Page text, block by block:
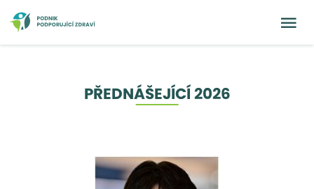
PŘEDNÁŠEJÍCÍ 2026